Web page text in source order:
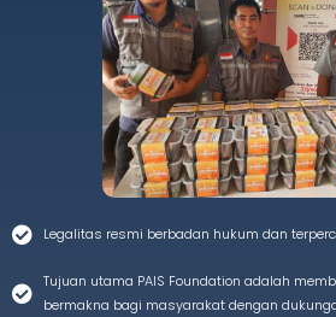
Legalitas resmi berbadan hukum dan
Tujuan utama PAIS Foundation adalah
bermakna bagi masyarakat dengan